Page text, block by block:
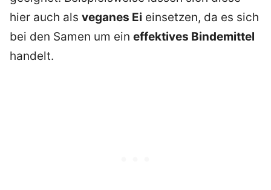
hier auch als veganes Ei einsetzen, da es sich
bei den Samen um ein effektives Bindemittel
handelt.